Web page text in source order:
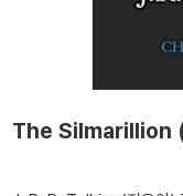
The Silmarillion